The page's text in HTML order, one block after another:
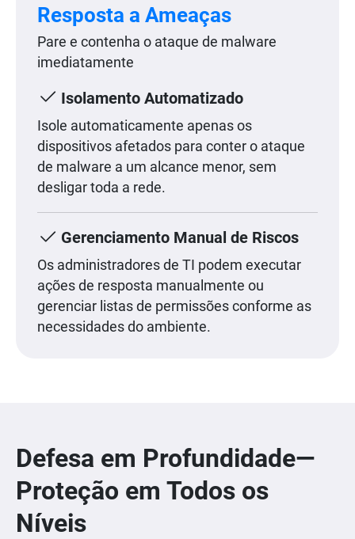
Resposta a Ameaças
Pare e contenha o ataque de malware
imediatamente
Isolamento Automatizado
Isole automaticamente apenas os
dispositivos afetados para conter o ataque
de malware a um alcance menor, sem
desligar toda a rede.
Gerenciamento Manual de Riscos
Os administradores de TI podem executar
ações de resposta manualmente ou
gerenciar listas de permissões conforme as
necessidades do ambiente.
Defesa em Profundidade—
Proteção em Todos os
Níveis